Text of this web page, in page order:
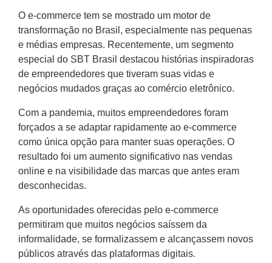
O e-commerce tem se mostrado um motor de
transformação no Brasil, especialmente nas pequenas
e médias empresas. Recentemente, um segmento
especial do SBT Brasil destacou histórias inspiradoras
de empreendedores que tiveram suas vidas e
negócios mudados graças ao comércio eletrônico.
Com a pandemia, muitos empreendedores foram
forçados a se adaptar rapidamente ao e-commerce
como única opção para manter suas operações. O
resultado foi um aumento significativo nas vendas
online e na visibilidade das marcas que antes eram
desconhecidas.
As oportunidades oferecidas pelo e-commerce
permitiram que muitos negócios saíssem da
informalidade, se formalizassem e alcançassem novos
públicos através das plataformas digitais.